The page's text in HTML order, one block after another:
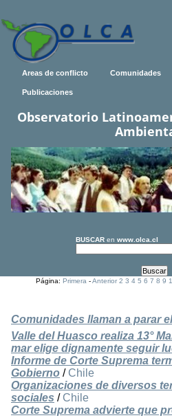
Areas de conflicto Comunidades
Publicaciones
Observatorio
BUSCAR en www.olca.cl
Página:Primera -Anterior 2 3 4 5 6 7 8 9
Comunidades llaman a parar
Valle del Huasco realiza 13°
mar elige dignamente seguir
Informe de Corte Suprema
Gobierno / Chile
Organizaciones de diversos
sociales / Chile
Corte Suprema advierte que